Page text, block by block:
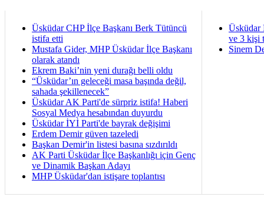
Üsküdar CHP İlçe Başkanı Berk Tütüncü
istifa etti
Mustafa Gider, MHP Üsküdar İlçe Başkanı
olarak atandı
Ekrem Baki’nin yeni durağı belli oldu
“Üsküdar’ın geleceği masa başında değil,
sahada şekillenecek”
Üsküdar AK Parti'de sürpriz istifa! Haberi
Sosyal Medya hesabından duyurdu
Üsküdar İYİ Parti'de bayrak değişimi
Erdem Demir güven tazeledi
Başkan Demir'in listesi basına sızdırıldı
AK Parti Üsküdar İlçe Başkanlığı için Genç
ve Dinamik Başkan Adayı
MHP Üsküdar'dan istişare toplantısı
Üsküdar
ve 3 kişi
Sinem